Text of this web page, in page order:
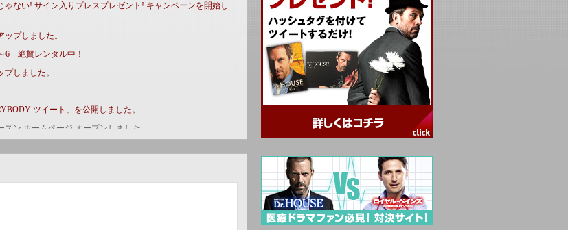
ない! サイン入りプレスプレゼント! キャンペーンを開始し
プしました。
6 絶賛レンタル中！
しました。
ツイート」を公開しました。
ン ホームページ オープンしました。